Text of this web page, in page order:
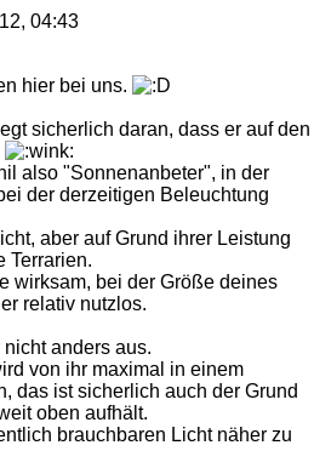
04:43
hier bei uns.
sicherlich daran, dass er auf den
also "Sonnenanbeter", in der
der derzeitigen Beleuchtung
aber auf Grund ihrer Leistung
Terrarien.
wirksam, bei der Größe deines
relativ nutzlos.
anders aus.
von ihr maximal in einem
das ist sicherlich auch der Grund
oben aufhält.
brauchbaren Licht näher zu